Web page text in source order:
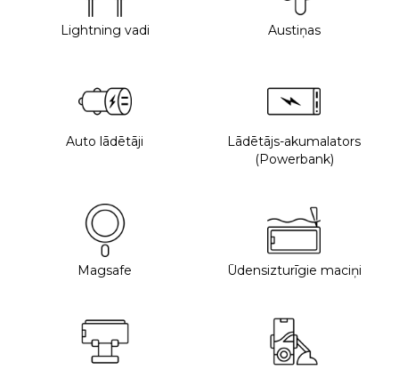
Lightning vadi Austiņas
Auto lādētāji
Lādētājs-akumalators
(Powerbank)
Magsafe Ūdensizturīgie maciņi